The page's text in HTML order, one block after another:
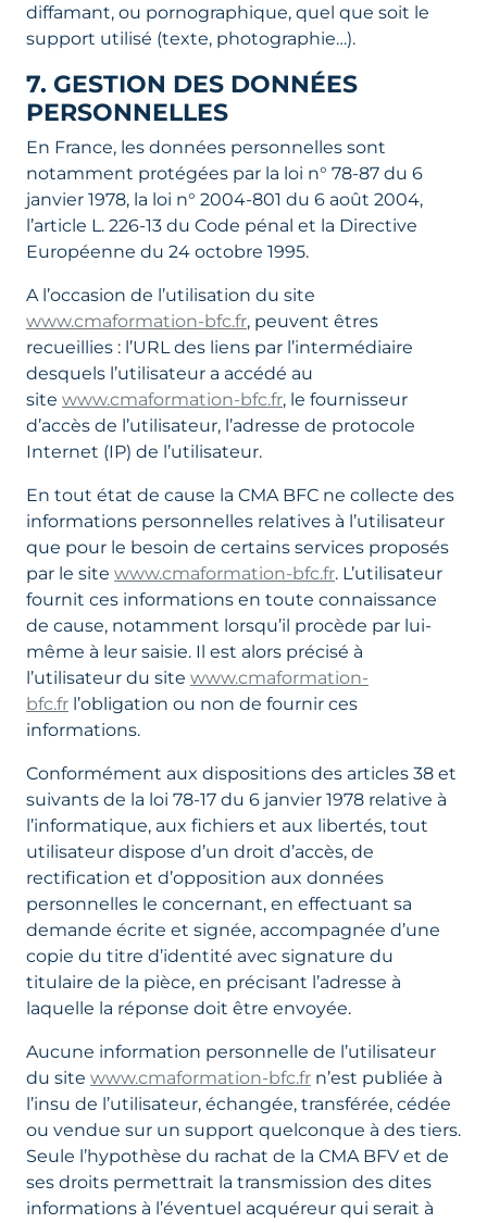
diffamant, ou pornographique, quel que soit le
support utilisé (texte, photographie…).
7. GESTION DES DONNÉES
PERSONNELLES
En France, les données personnelles sont
notamment protégées par la loi n° 78-87 du 6
janvier 1978, la loi n° 2004-801 du 6 août 2004,
l’article L. 226-13 du Code pénal et la Directive
Européenne du 24 octobre 1995.
A l’occasion de l’utilisation du site
www.cmaformation-bfc.fr, peuvent êtres
recueillies : l’URL des liens par l’intermédiaire
desquels l’utilisateur a accédé au
site www.cmaformation-bfc.fr, le fournisseur
d’accès de l’utilisateur, l’adresse de protocole
Internet (IP) de l’utilisateur.
En tout état de cause la CMA BFC ne collecte des
informations personnelles relatives à l’utilisateur
que pour le besoin de certains services proposés
par le site www.cmaformation-bfc.fr. L’utilisateur
fournit ces informations en toute connaissance
de cause, notamment lorsqu’il procède par lui-
même à leur saisie. Il est alors précisé à
l’utilisateur du site www.cmaformation-
bfc.fr l’obligation ou non de fournir ces
informations.
Conformément aux dispositions des articles 38 et
suivants de la loi 78-17 du 6 janvier 1978 relative à
l’informatique, aux fichiers et aux libertés, tout
utilisateur dispose d’un droit d’accès, de
rectification et d’opposition aux données
personnelles le concernant, en effectuant sa
demande écrite et signée, accompagnée d’une
copie du titre d’identité avec signature du
titulaire de la pièce, en précisant l’adresse à
laquelle la réponse doit être envoyée.
Aucune information personnelle de l’utilisateur
du site www.cmaformation-bfc.fr n’est publiée à
l’insu de l’utilisateur, échangée, transférée, cédée
ou vendue sur un support quelconque à des tiers.
Seule l’hypothèse du rachat de la CMA BFV et de
ses droits permettrait la transmission des dites
informations à l’éventuel acquéreur qui serait à